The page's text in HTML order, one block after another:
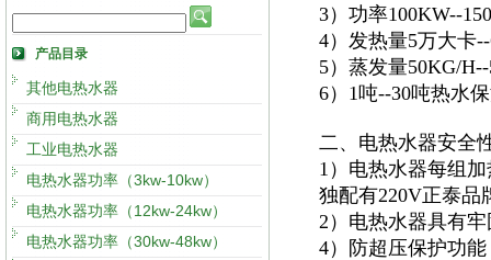
产品目录
其他电热水器
商用电热水器
工业电热水器
电热水器功率（3kw-10kw）
电热水器功率（12kw-24kw）
电热水器功率（30kw-48kw）
3）功率100KW--
4）发热量5万大卡
5）蒸发量50KG/
6）1吨--30吨热水
二、电热水器安全
1）电热水器每组
独配有220V正泰品
2）电热水器具有
4）防超压保护功